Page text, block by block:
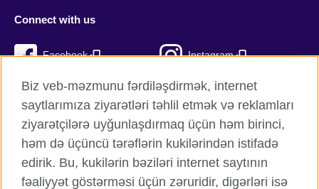
Connect with us
Facebook Instagram
Twitter TikTok
Biz veb-məzmunu fərdiləşdirmək, internet
saytlarımıza ziyarətləri təhlil etmək və reklamları
ziyarətçilərə uyğunlaşdırmaq üçün həm birinci,
həm də üçüncü tərəflərin kukilərindən istifadə
edirik. Bu, kukilərin bəziləri internet saytının
fəaliyyət göstərməsi üçün zəruridir, digərləri isə